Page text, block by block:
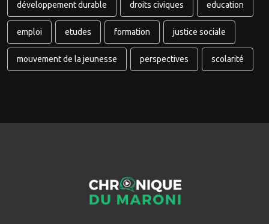
développement durable droits civiques education
emploi etudes formation justice sociale
mouvement de la jeunesse perspectives scolarité